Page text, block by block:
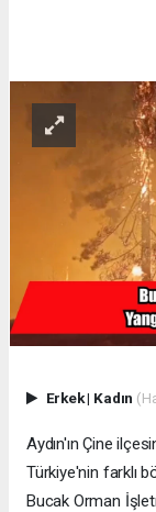
Erkek| Kadın
Aydın'ın Çine
Türkiye'nin farklı
Bucak Orman